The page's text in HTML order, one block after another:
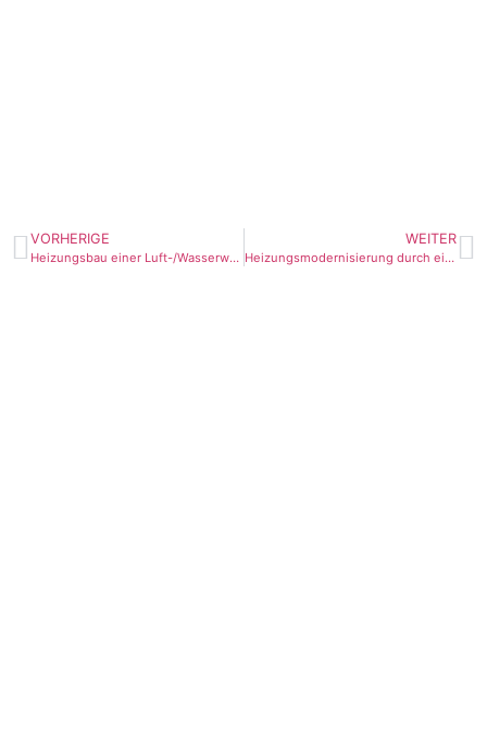
VORHERIGE
Heizungsbau einer Luft-/Wasserwärmepumpe statt Ölheizung in Oppenweiler
WEITER
Heizungsmodernisierung durch eine Luft-/Wasserwärmepumpe in Winnenden